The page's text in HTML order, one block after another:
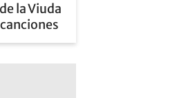
la Viuda